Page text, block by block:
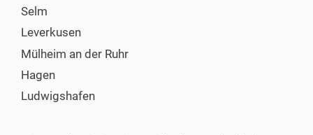
Selm
Leverkusen
Mülheim an der Ruhr
Hagen
Ludwigshafen